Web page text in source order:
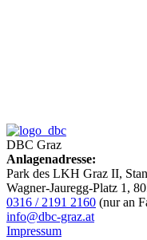
DBC Graz
Anlagenadresse:
Park des LKH Graz II,
Wagner-Jauregg-Platz 1,
0316 / 2191 2160 (nur an
info@dbc-graz.at
Impressum